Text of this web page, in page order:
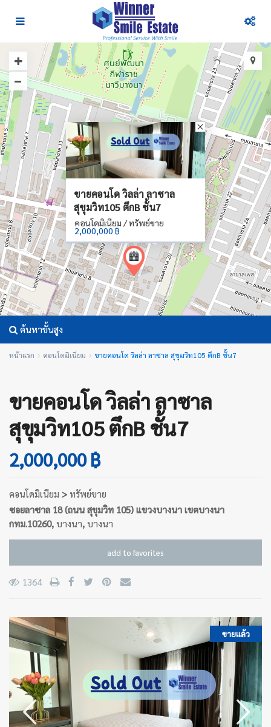
ขายคอนโด วิลล่า ลาซาล
สุขุมวิท105 ตึกB ชั้น7
คอนโดมิเนียม / ทรัพย์ขาย
2,000,000 ฿
ค้นหาขั้นสูง
หน้าแรก คอนโดมิเนียม ขายคอนโด วิลล่า ลาซาล สุขุมวิท105 ตึกB ชั้น7
ขายคอนโด วิลล่า ลาซาล
สุขุมวิท105 ตึกB ชั้น7
2,000,000 ฿
คอนโดมิเนียม > ทรัพย์ขาย
ซอยลาซาล 18 (ถนน สุขุมวิท 105) แขวงบางนา เขตบางนา
กทม.10260, บางนา, บางนา
add to favorites
1364
ขายแล้ว